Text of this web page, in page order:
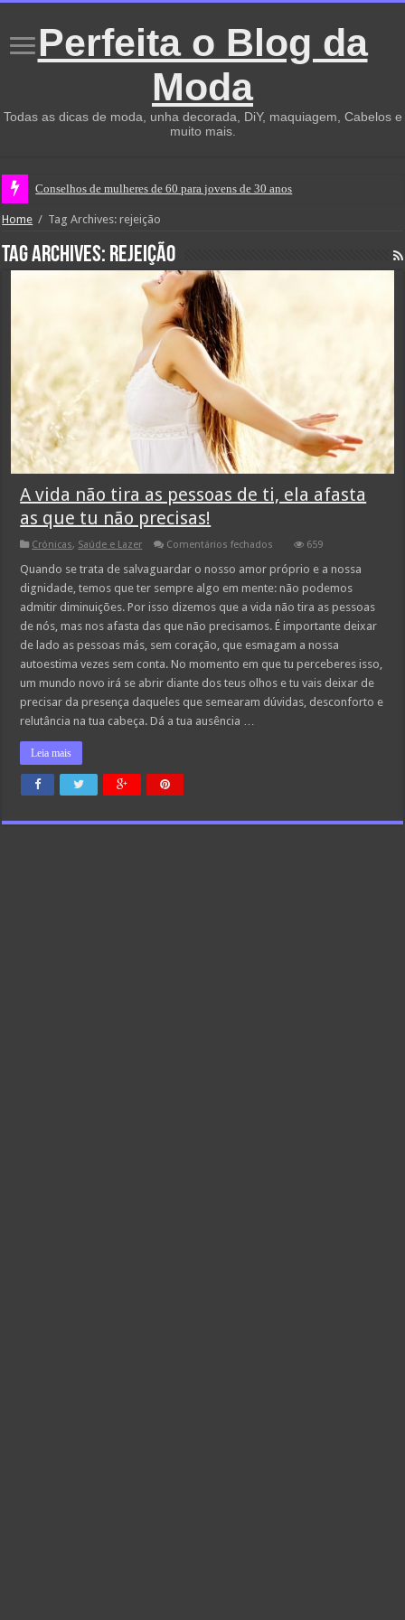
Perfeita o Blog da
Moda
Todas as dicas de moda, unha decorada, DiY, maquiagem, Cabelos e
muito mais.
Conselhos de mulheres de 60 para jovens de 30 anos
Home / Tag Archives: rejeição
Tag Archives: rejeição
A vida não tira as pessoas de ti, ela afasta
as que tu não precisas!
Crónicas, Saúde e Lazer Comentários fechados
vida
não
tira
as
pessoas
de
ela
afasta
que
tu
não
659
Quando se trata de salvaguardar o nosso amor próprio e a nossa
dignidade, temos que ter sempre algo em mente: não podemos
admitir diminuições. Por isso dizemos que a vida não tira as pessoas
de nós, mas nos afasta das que não precisamos. É importante deixar
de lado as pessoas más, sem coração, que esmagam a nossa
autoestima vezes sem conta. No momento em que tu perceberes isso,
um mundo novo irá se abrir diante dos teus olhos e tu vais deixar de
precisar da presença daqueles que semearam dúvidas, desconforto e
relutância na tua cabeça. Dá a tua ausência …
Leia mais